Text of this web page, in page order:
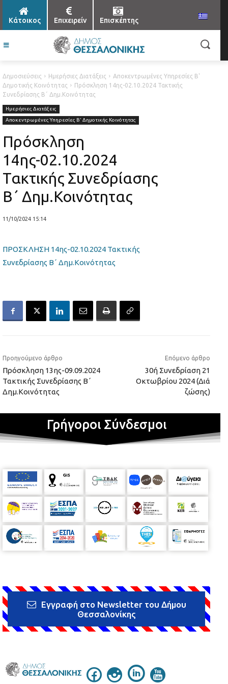
Κάτοικος Επιχειρείν Επισκέπτης
Δημοσιεύσεις Ημερήσιες Διατάξεις
Αποκεντρωμένες Υπηρεσίες Β'
Δημοτικής Κοινότητας
Πρόσκληση 14ης-02.10.2024 Τακτικής
Συνεδρίασης Β΄ Δημ.Κοινότητας
Ημερήσιες Διατάξεις
Αποκεντρωμένες Υπηρεσίες Β' Δημοτικής Κοινότητας
Πρόσκληση
14ης-02.10.2024
Τακτικής Συνεδρίασης
Β΄ Δημ.Κοινότητας
11/10/2024 15:14
ΠΡΟΣΚΛΗΣΗ 14ης-02.10.2024 Τακτικής
Συνεδρίασης Β΄ Δημ.Κοινότητας
Προηγούμενο άρθρο
Πρόσκληση 13ης-09.09.2024
Τακτικής Συνεδρίασης Β΄
Δημ.Κοινότητας
Επόμενο άρθρο
30ή Συνεδρίαση 21
Οκτωβρίου 2024 (Διά
ζώσης)
Γρήγοροι Σύνδεσμοι
Εγγραφή στο Newsletter του Δήμου
Θεσσαλονίκης